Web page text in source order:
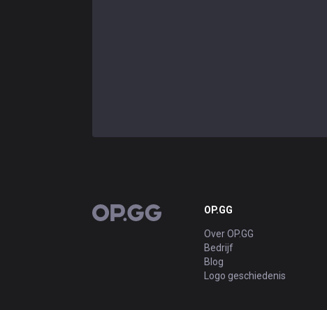
OP.GG OP.GG
Over OP.GG
Bedrijf
Blog
Logo geschiedenis